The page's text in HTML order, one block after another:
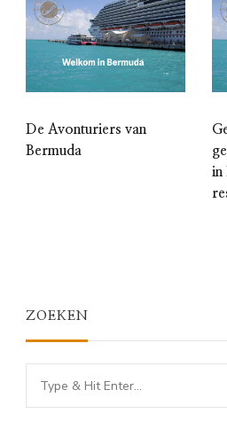
De Avonturiers van
Bermuda
in
ZOEKEN
Looking
for